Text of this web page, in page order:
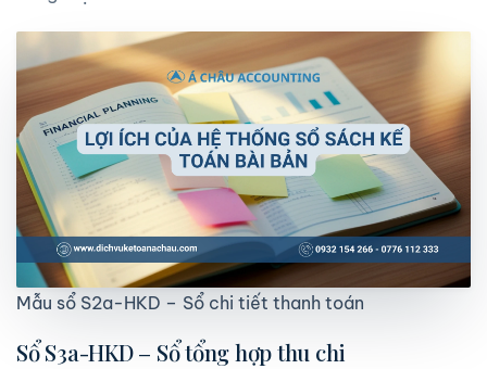
Mẫu sổ S2a-HKD – Sổ chi tiết thanh toán
Sổ S3a-HKD – Sổ tổng hợp thu chi